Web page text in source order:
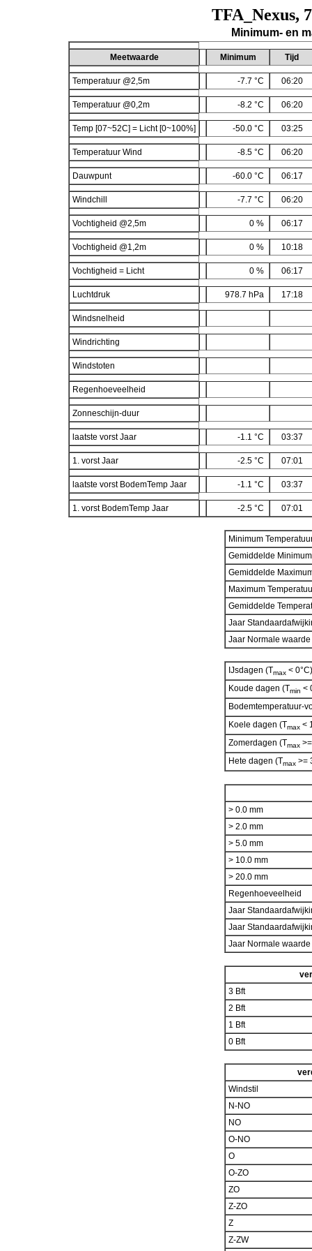
TFA_Nexus,
Minimum- en
Meetwaarde Minimum Tijd
Temperatuur @2,5m -7.7 °C 06:20
Temperatuur @0,2m -8.2 °C 06:20
Temp [07~52C] = Licht [0~100%] -50.0 °C 03:25
Temperatuur Wind -8.5 °C 06:20
Dauwpunt -60.0 °C 06:17
Windchill -7.7 °C 06:20
Vochtigheid @2,5m 0 % 06:17
Vochtigheid @1,2m 0 % 10:18
Vochtigheid = Licht 0 % 06:17
Luchtdruk 978.7 hPa 17:18
Windsnelheid
Windrichting
Windstoten
Regenhoeveelheid
Zonneschijn-duur
laatste vorst Jaar -1.1 °C 03:37
1. vorst Jaar -2.5 °C 07:01
laatste vorst BodemTemp Jaar -1.1 °C 03:37
1. vorst BodemTemp Jaar -2.5 °C 07:01
Minimum
Gemiddelde
Gemiddelde
Maximum
Gemiddelde
Jaar
Jaar Normale waarde
IJsdagen (Tmax< 0°C)
Koude dagen (Tmin <
Bodemtemperatuur-
Koele dagen (Tmax<
Zomerdagen (Tmax>=
Hete dagen (Tmax>=
> 0.0 mm
> 2.0 mm
> 5.0 mm
> 10.0 mm
> 20.0 mm
Regenhoeveelheid
Jaar
Jaar
Jaar Normale waarde
3 Bft
2 Bft
1 Bft
0 Bft
Windstil
N-NO
NO
O-NO
O
O-ZO
ZO
Z-ZO
Z
Z-ZW